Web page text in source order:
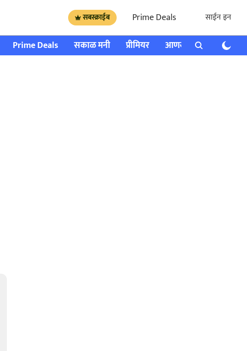
सबस्क्राईब Prime Deals साईन इन
Prime Deals सकाळ मनी प्रीमियर आणखी राशी भविष्य